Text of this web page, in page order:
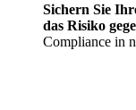
Sichern Sie
das Risiko
Compliance in